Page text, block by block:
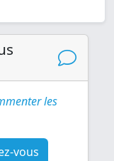
les
vous